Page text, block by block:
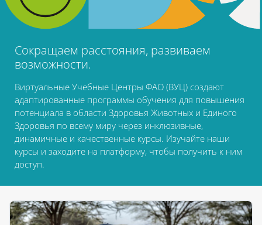
Сокращаем расстояния, развиваем
возможности.
Виртуальные Учебные Центры ФАО (ВУЦ) создают
адаптированные программы обучения для повышения
потенциала в области Здоровья Животных и Единого
Здоровья по всему миру через инклюзивные,
динамичные и качественные курсы. Изучайте наши
курсы и заходите на платформу, чтобы получить к ним
доступ.
Блоки